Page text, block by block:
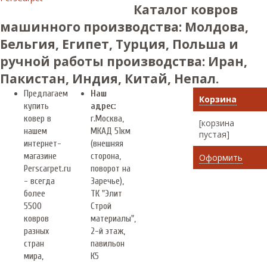
Каталог ковров
машинного производства: Молдова,
Бельгия, Египет, Турция, Польша и
ручной работы производства: Иран,
Пакистан, Индия, Китай, Непал.
Предлагаем
купить
ковер в
нашем
интернет-
магазине
Perscarpet.ru
- всегда
более
5500
ковров
разных
стран
мира,
Наш
адрес:
г.Москва
МКАД 51км
(внешняя
сторона,
поворот на
Заречье),
ТК "Элит
Строй
материалы",
2-й этаж,
павильон
К5
Корзина
[корзина
пустая]
Оформить